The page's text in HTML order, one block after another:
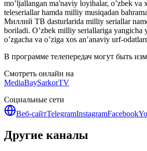
mo’ljallangan ma'naviy loyihalar, o’zbek
teleseriallar hamda milliy musiqadan
Миллий ТВ dasturlarida milliy seriallar
boriladi. O’zbek milliy seriallariga yangicha
o’zgacha va o’ziga xos an’anaviy urf-
В программе телепередач могут быть
Смотреть онлайн на
MediaBaySarkorTV
Социальные сети
Веб-сайтTelegramInstagramFacebook
Другие каналы